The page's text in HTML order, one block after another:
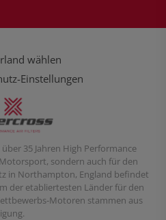
wählen
Einstellungen
35 Jahren High Performance
sondern auch für den
in Northampton, England befindet
der etabliertesten Länder für den
Motoren stammen aus